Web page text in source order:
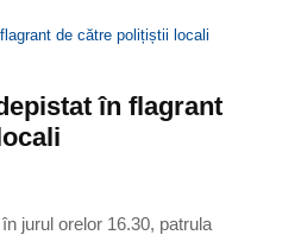
de către polițiștii locali
în flagrant
jurul orelor 16.30, patrula